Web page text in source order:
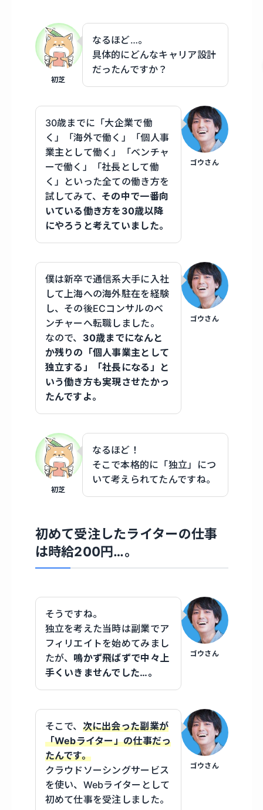
初芝
なるほど…。
具体的にどんなキャリア設計
だったんですか？
ゴウさん
30歳までに「大企業で働
く」「海外で働く」「個人事
業主として働く」「ベンチャ
ーで働く」「社長として働
く」といった全ての働き方を
試してみて、 その中で一番向
いている働き方を30歳以降
にやろうと考えていました。
ゴウさん
僕は新卒で通信系大手に入社
して上海への海外駐在を経験
し、その後ECコンサルのベ
ンチャーへ転職しました。
なので、 30歳までになんと
か残りの「個人事業主として
独立する」「社長になる」と
いう働き方も実現させたかっ
たんですよ。
初芝
なるほど！
そこで本格的に「独立」につ
いて考えられてたんですね。
初めて受注したライターの仕事
は時給200円…。
ゴウさん
そうですね。
独立を考えた当時は副業でア
フィリエイトを始めてみまし
たが、 鳴かず飛ばずで中々上
手くいきませんでした…。
ゴウさん
そこで、 次に出会った副業が
「Webライター」の仕事だっ
たんです。
クラウドソーシングサービス
を使い、Webライターとして
初めて仕事を受注しました。